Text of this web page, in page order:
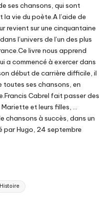
ses chansons, qui sont
vie du poète.A l’aide de
revient sur une cinquantaine
l’univers de l’un des plus
livre nous apprend
a commencé à exercer dans
début de carrière difficile, il
toutes ses chansons, en
Cabrel fait passer des
et leurs filles, …
chansons à succès, dans un
par Hugo, 24 septembre
Histoire